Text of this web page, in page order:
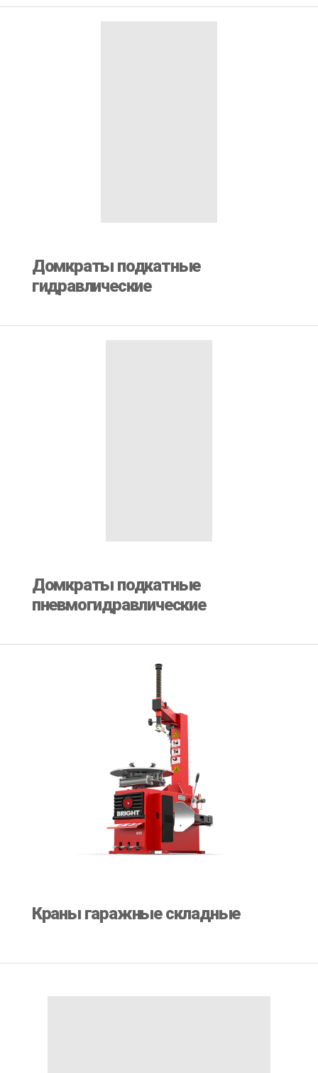
Домкраты подкатные
гидравлические
Домкраты подкатные
пневмогидравлические
Краны гаражные складные